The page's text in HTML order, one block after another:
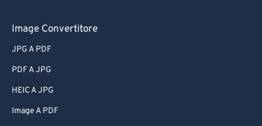
Image Convertitore
JPG A PDF
PDF A JPG
HEIC A JPG
Image A PDF